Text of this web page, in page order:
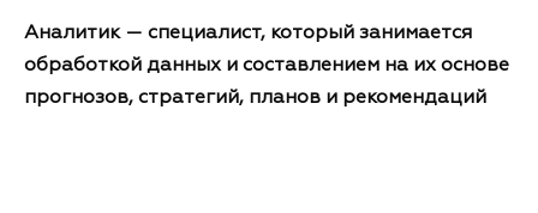
Аналитик — специалист, который занимается
обработкой данных и составлением на их основе
прогнозов, стратегий, планов и рекомендаций